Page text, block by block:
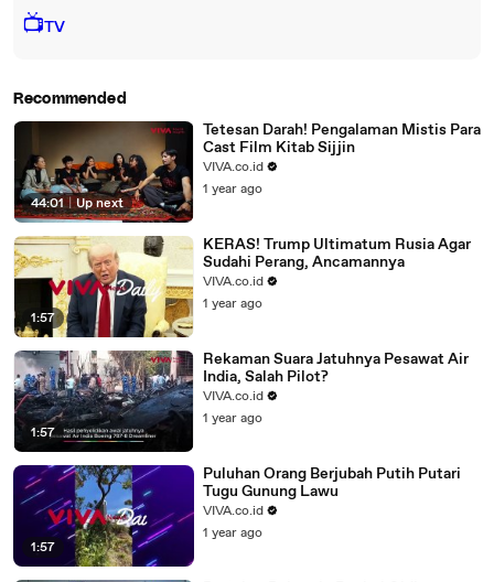
📺TV
Recommended
44:01 | Up next
Tetesan Darah! Pengalaman Mistis Para
Cast Film Kitab Sijjin
VIVA.co.id
1 year ago
1:57
KERAS! Trump Ultimatum Rusia Agar
Sudahi Perang, Ancamannya
VIVA.co.id
1 year ago
1:57
Rekaman Suara Jatuhnya Pesawat Air
India, Salah Pilot?
VIVA.co.id
1 year ago
1:57
Puluhan Orang Berjubah Putih Putari
Tugu Gunung Lawu
VIVA.co.id
1 year ago